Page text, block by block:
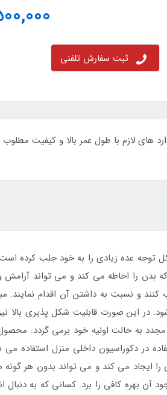
ثبت سفارش تلفنی
دارای استاندارد های لازم با طول عمر بالا
توجه عده زیادی را به خود جلب کرده
را احاطه می کند و می تواند آرامش
کنند و نسبت به داشتن آن اقدام
این صورت قابلیت شکل پذیری بالا نیز
به حالت اولیه خود برمی گردد.
در دکوراسیون داخلی منزل استفاده
می کند و می تواند بدون هر گونه